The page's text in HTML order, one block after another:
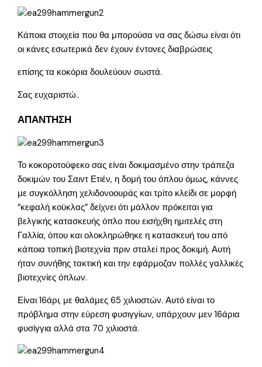
Κάποια στοιχεία που θα μπορούσα να σας δώσω είναι ότι
οι κάνες εσωτερικά δεν έχουν έντονες διαβρώσεις
επίσης τα κοκόρια δουλεύουν σωστά.
Σας ευχαριστώ..
ΑΠΑΝΤΗΣΗ
Το κοκοροτούφεκο σας είναι δοκιμασμένο στην τράπεζα
δοκιμών του Σαιντ Ετιέν, η δομή του όπλου όμως, κάννες
με συγκόλληση χελιδονοουράς και τρίτο κλείδι σε μορφή
“κεφαλή κούκλας” δείχνει ότι μάλλον πρόκειται για
βελγικής κατασκευής όπλο που εισήχθη ημιτελές στη
Γαλλία, όπου και ολοκληρώθηκε η κατασκευή του από
κάποια τοπική βιοτεχνία πριν σταλεί προς δοκιμή. Αυτή
ήταν συνήθης τακτική και την εφάρμοζαν πολλές γαλλικές
βιοτεχνίες όπλων.
Είναι 16άρι, με θαλάμες 65 χιλιοστών. Αυτό είναι το
πρόβλημα στην εύρεση φυσιγγίων, υπάρχουν μεν 16άρια
φυσίγγια αλλά στα 70 χιλιοστά.